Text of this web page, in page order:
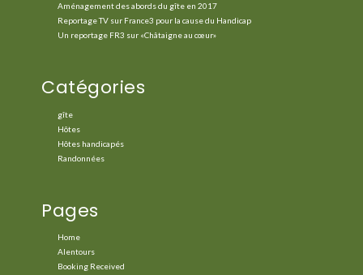
Aménagement des abords du gîte en 2017
Reportage TV sur France3 pour la cause du Handicap
Un reportage FR3 sur «Châtaigne au cœur»
Catégories
gîte
Hôtes
Hôtes handicapés
Randonnées
Pages
Home
Alentours
Booking Received